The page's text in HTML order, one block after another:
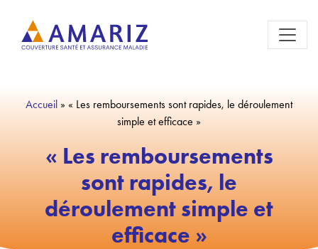
Accueil » « Les remboursements sont rapides, le déroulement
simple et efficace »
« Les remboursements
sont rapides, le
déroulement simple et
efficace »